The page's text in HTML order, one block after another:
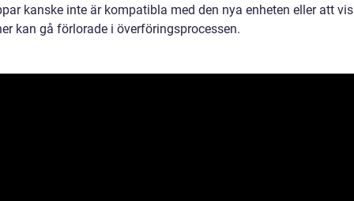
kanske inte är kompatibla med den nya enheten eller att
kan gå förlorade i överföringsprocessen.